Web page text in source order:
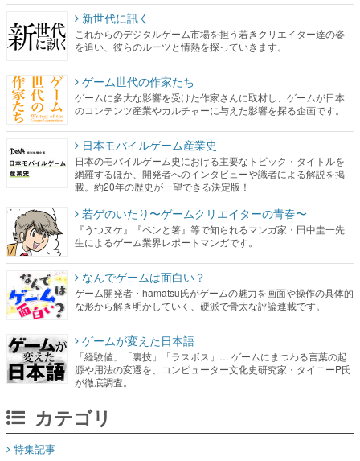
新世代に訊く
これからのデジタルゲーム市場を担う若きクリエイター達の姿
を追い、彼らのルーツと情熱を探っていきます。
ゲーム世代の作家たち
ゲームに多大な影響を受けた作家さんに取材し、ゲームが日本
のコンテンツ産業やカルチャーに与えた影響を探る企画です。
日本モバイルゲーム産業史
日本のモバイルゲーム史における主要なトピック・タイトルを
網羅するほか、開発者へのインタビューや識者による解説を掲
載。約20年の歴史が一望できる決定版！
若ゲのいたり〜ゲームクリエイターの青春〜
『うつヌケ』『ペンと箸』等で知られるマンガ家・田中圭一先
生によるゲーム業界レポートマンガです。
なんでゲームは面白い？
ゲーム開発者・hamatsu氏がゲームの魅力を画面や操作の具体的
な形から解き明かしていく、硬派で骨太な評論連載です。
ゲームが変えた日本語
「経験値」「裏技」「ラスボス」… ゲームにまつわる言葉の起
源や用法の変遷を、コンピューター文化史研究家・タイニーP氏
が徹底調査。
カテゴリ
特集記事